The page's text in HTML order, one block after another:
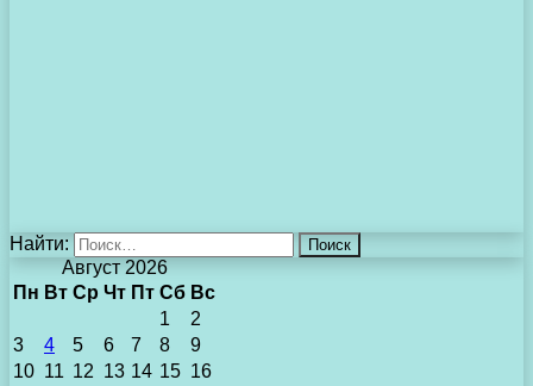
Найти:
Август 2026
Пн Вт Ср Чт Пт Сб Вс
1
2
3
4 5 6 7 8
9
10 11 12 13 14 15 16